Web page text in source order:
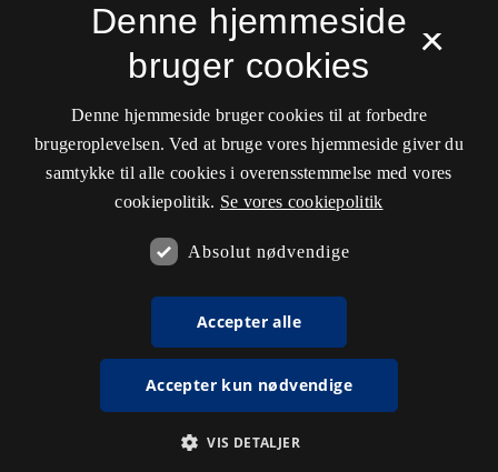
×
Denne hjemmeside
bruger cookies
Denne hjemmeside bruger cookies til at forbedre
brugeroplevelsen. Ved at bruge vores hjemmeside giver du
samtykke til alle cookies i overensstemmelse med vores
cookiepolitik. Se vores cookiepolitik
Absolut nødvendige
Accepter alle
Accepter kun nødvendige
VIS DETALJER